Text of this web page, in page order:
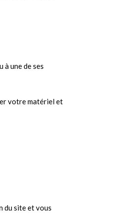
à une de ses
votre matériel et
du site et vous